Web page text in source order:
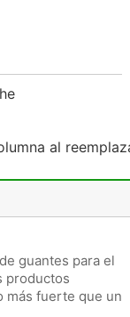
al
guantes para el
productos
más fuerte que un